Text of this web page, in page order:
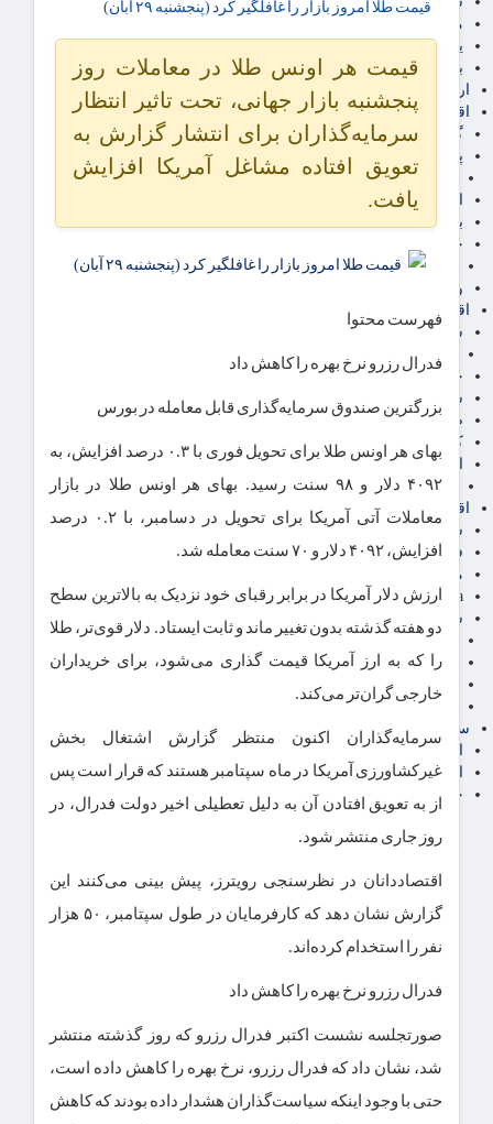
مالیات
یارانه و معیشت مردم
برق، آب و انرژی
ارز دیجیتال
اقتصاد اجتماعی
گردشگری
پزشکی، سلامت و زیبایی
ایران مدلب
اجتماعی
بازنشستگان
حقوق و قضایی
دفتر وکیل
ورزشی
اقتصاد شهری و روستایی
شهر و مسکن و عمران
گسترش ساختمان
حمل و نقل
شهرک های صنعتی
صنایع غذایی
کشاورزی و دامداری
اخبار استان ها
استان تهران
اقتصاد بین الملل
سیاسی
فارکس
مناطق آزاد تجاری
24intermedia
سایر اخبار اقتصادی
عمومی و سرگرمی
فناوری
آگهی رسمی و مزایده
آکادمی آموزش اقتصادی
سایر رسانه ها
اقتصاد فارسی
اقتصاد آفرین
خرید انواع دیزل ژنراتور
قیمت طلا امروز بازار را غافلگیر کرد (پنجشنبه ۲۹ آبان)
قیمت هر اونس طلا در معاملات روز
پنجشنبه بازار جهانی، تحت تاثیر انتظار
سرمایه‌گذاران برای انتشار گزارش به
تعویق افتاده مشاغل آمریکا افزایش
یافت.
فهرست محتوا
فدرال رزرو نرخ بهره را کاهش داد
بزرگترین صندوق سرمایه‌گذاری قابل معامله در بورس
بهای هر اونس طلا برای تحویل فوری با ۰.۳ درصد افزایش، به
۴۰۹۲ دلار و ۹۸ سنت رسید. بهای هر اونس طلا در بازار
معاملات آتی آمریکا برای تحویل در دسامبر، با ۰.۲ درصد
افزایش، ۴۰۹۲ دلار و ۷۰ سنت معامله شد.
ارزش دلار آمریکا در برابر رقبای خود نزدیک به بالاترین سطح
دو هفته گذشته بدون تغییر ماند و ثابت ایستاد. دلار قوی‌تر، طلا
را که به ارز آمریکا قیمت گذاری می‌شود، برای خریداران
خارجی گران‌تر می‌کند.
سرمایه‌گذاران اکنون منتظر گزارش اشتغال بخش
غیرکشاورزی آمریکا در ماه سپتامبر هستند که قرار است پس
از به تعویق افتادن آن به دلیل تعطیلی اخیر دولت فدرال، در
روز جاری منتشر شود.
اقتصاددانان در نظرسنجی رویترز، پیش بینی می‌کنند این
گزارش نشان دهد که کارفرمایان در طول سپتامبر، ۵۰ هزار
نفر را استخدام کرده‌اند.
فدرال رزرو نرخ بهره را کاهش داد
صورتجلسه نشست اکتبر فدرال رزرو که روز گذشته منتشر
شد، نشان داد که فدرال رزرو، نرخ بهره را کاهش داده است،
حتی با وجود اینکه سیاست‌گذاران هشدار داده بودند که کاهش